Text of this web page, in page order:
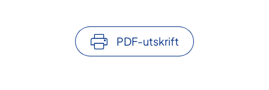
PDF-utskrift